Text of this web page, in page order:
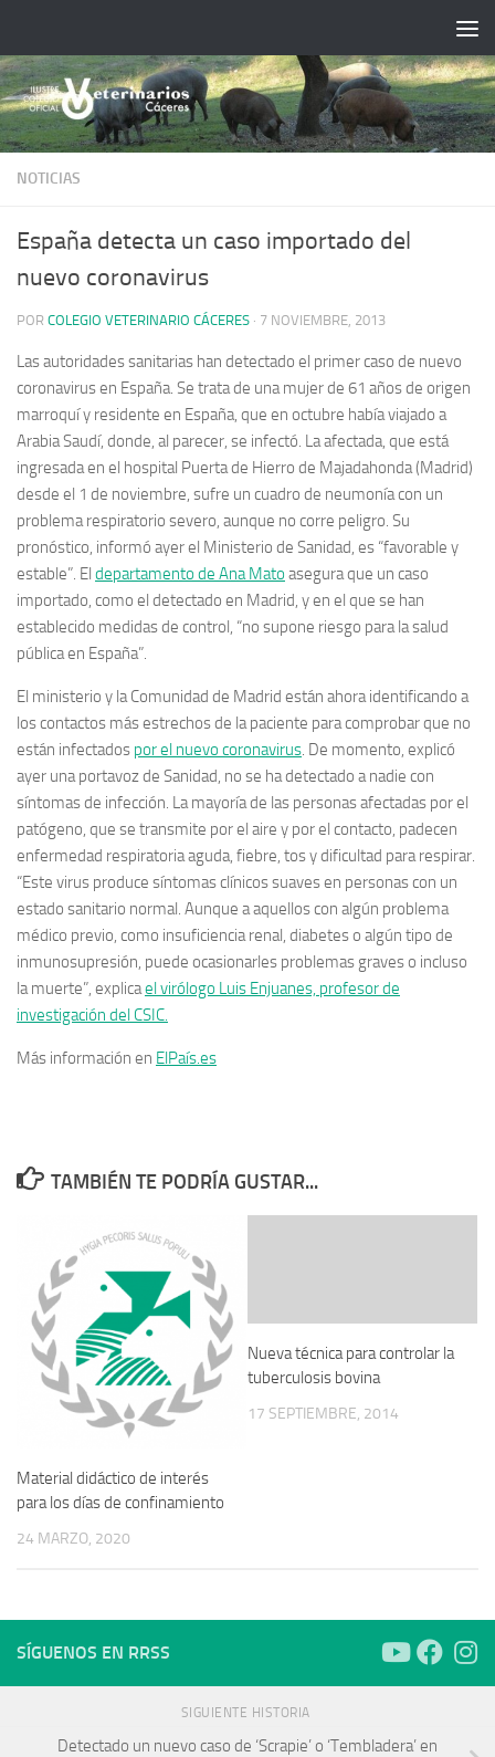
NOTICIAS
España detecta un caso importado del
nuevo coronavirus
POR COLEGIO VETERINARIO CÁCERES · 7 NOVIEMBRE, 2013
Las autoridades sanitarias han detectado el primer caso de nuevo
coronavirus en España. Se trata de una mujer de 61 años de origen
marroquí y residente en España, que en octubre había viajado a
Arabia Saudí, donde, al parecer, se infectó. La afectada, que está
ingresada en el hospital Puerta de Hierro de Majadahonda (Madrid)
desde el 1 de noviembre, sufre un cuadro de neumonía con un
problema respiratorio severo, aunque no corre peligro. Su
pronóstico, informó ayer el Ministerio de Sanidad, es “favorable y
estable”. El departamento de Ana Mato asegura que un caso
importado, como el detectado en Madrid, y en el que se han
establecido medidas de control, “no supone riesgo para la salud
pública en España”.
El ministerio y la Comunidad de Madrid están ahora identificando a
los contactos más estrechos de la paciente para comprobar que no
están infectados por el nuevo coronavirus . De momento, explicó
ayer una portavoz de Sanidad, no se ha detectado a nadie con
síntomas de infección. La mayoría de las personas afectadas por el
patógeno, que se transmite por el aire y por el contacto, padecen
enfermedad respiratoria aguda, fiebre, tos y dificultad para respirar.
“Este virus produce síntomas clínicos suaves en personas con un
estado sanitario normal. Aunque a aquellos con algún problema
médico previo, como insuficiencia renal, diabetes o algún tipo de
inmunosupresión, puede ocasionarles problemas graves o incluso
la muerte”, explicael virólogo Luis Enjuanes, profesor de
investigación del CSIC.
Más información en ElPaís.es
TAMBIÉN TE PODRÍA GUSTAR...
Material didáctico de interés
para los días de confinamiento
24 MARZO, 2020
Nueva técnica para controlar la
tuberculosis bovina
17 SEPTIEMBRE, 2014
SÍGUENOS EN RRSS
SIGUIENTE HISTORIA
Detectado un nuevo caso de ‘Scrapie’ o ‘Tembladera’ en